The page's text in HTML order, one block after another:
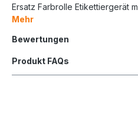
Ersatz Farbrolle Etikettiergerät
Mehr
Bewertungen
Produkt FAQs